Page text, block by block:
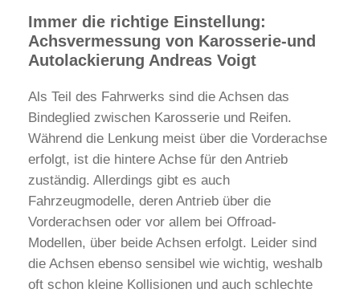
Immer die richtige Einstellung:
Achsvermessung von Karosserie-und
Autolackierung Andreas Voigt
Als Teil des Fahrwerks sind die Achsen das
Bindeglied zwischen Karosserie und Reifen.
Während die Lenkung meist über die Vorderachse
erfolgt, ist die hintere Achse für den Antrieb
zuständig. Allerdings gibt es auch
Fahrzeugmodelle, deren Antrieb über die
Vorderachsen oder vor allem bei Offroad-
Modellen, über beide Achsen erfolgt. Leider sind
die Achsen ebenso sensibel wie wichtig, weshalb
oft schon kleine Kollisionen und auch schlechte